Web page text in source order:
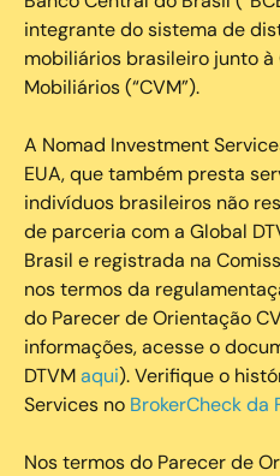
integrante do sistema de
mobiliários brasileiro junto à
Mobiliários (“CVM”).
‍A Nomad Investment
EUA, que também presta
indivíduos brasileiros não
de parceria com a Global
Brasil e registrada na
nos termos da
do Parecer de Orientação
informações, acesse o
DTVMaqui). Verifique o
Services no BrokerCheck da
Nos termos do Parecer de